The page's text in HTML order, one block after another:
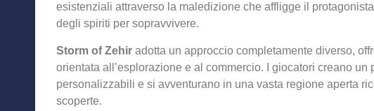
esistenziali attraverso la maledizione che affligge il
degli spiriti per sopravvivere.
Storm of Zehir adotta un approccio completamente diverso,
orientata all’esplorazione e al commercio. I giocatori creano un
personalizzabili e si avventurano in una vasta regione aperta
scoperte.